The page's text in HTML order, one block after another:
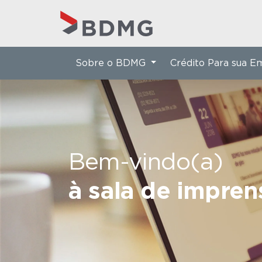
Bem-vindo(a)
à sala de
Sobre o BDMG Crédito Para sua